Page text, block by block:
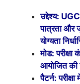
उद्देश्य:
पात्रता और
योग्यता
मोड:
आयोजित की
पैटर्न: